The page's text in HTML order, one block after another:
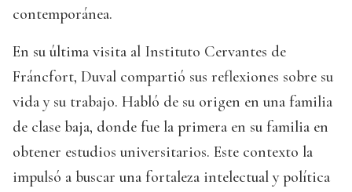
contemporánea.
En su última visita al Instituto Cervantes de
Fráncfort, Duval compartió sus reflexiones sobre su
vida y su trabajo. Habló de su origen en una familia
de clase baja, donde fue la primera en su familia en
obtener estudios universitarios. Este contexto la
impulsó a buscar una fortaleza intelectual y política